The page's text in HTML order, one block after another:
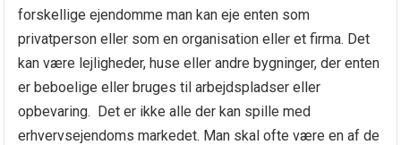
forskellige ejendomme man kan eje enten som
privatperson eller som en organisation eller et firma. Det
kan være lejligheder, huse eller andre bygninger, der enten
er beboelige eller bruges til arbejdspladser eller
opbevaring. Det er ikke alle der kan spille med
erhvervsejendoms markedet. Man skal ofte være en af de